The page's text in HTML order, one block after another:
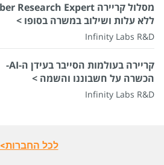
ללא עלות ושילוב במשרה בסופו >
Infinity Labs R&D
קריירה בעולמות הסייבר בעידן ה-AI-
הכשרה על חשבוננו והשמה >
Infinity Labs R&D
לכל החברות>